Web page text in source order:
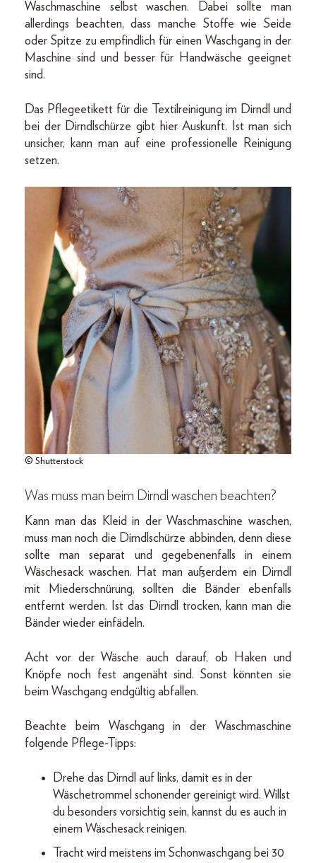
Waschmaschine selbst waschen. Dabei sollte man
allerdings beachten, dass manche Stoffe wie Seide
oder Spitze zu empfindlich für einen Waschgang in der
Maschine sind und besser für Handwäsche geeignet
sind.
Das Pflegeetikett für die Textilreinigung im Dirndl und
bei der Dirndlschürze gibt hier Auskunft. Ist man sich
unsicher, kann man auf eine professionelle Reinigung
setzen.
© Shutterstock
Was muss man beim Dirndl waschen beachten?
Kann man das Kleid in der Waschmaschine waschen,
muss man noch die Dirndlschürze abbinden, denn diese
sollte man separat und gegebenenfalls in einem
Wäschesack waschen. Hat man außerdem ein Dirndl
mit Miederschnürung, sollten die Bänder ebenfalls
entfernt werden. Ist das Dirndl trocken, kann man die
Bänder wieder einfädeln.
Acht vor der Wäsche auch darauf, ob Haken und
Knöpfe noch fest angenäht sind. Sonst könnten sie
beim Waschgang endgültig abfallen.
Beachte beim Waschgang in der Waschmaschine
folgende Pflege-Tipps:
Drehe das Dirndl auf links, damit es in der
Wäschetrommel schonender gereinigt wird. Willst
du besonders vorsichtig sein, kannst du es auch in
einem Wäschesack reinigen.
Tracht wird meistens im Schonwaschgang bei 30